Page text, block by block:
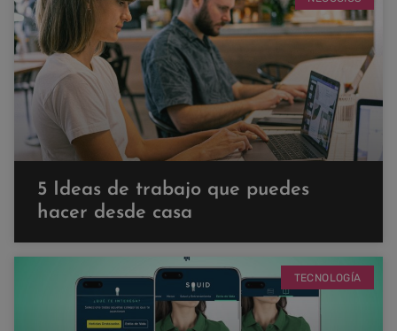
5 Ideas de trabajo que puedes
hacer desde casa
TECNOLOGÍA